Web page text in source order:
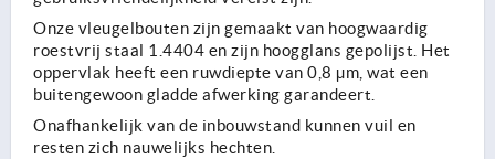
Onze vleugelbouten zijn gemaakt van hoogwaardig
roestvrij staal 1.4404 en zijn hoogglans gepolijst. Het
oppervlak heeft een ruwdiepte van 0,8 µm, wat een
buitengewoon gladde afwerking garandeert.
Onafhankelijk van de inbouwstand kunnen vuil en
resten zich nauwelijks hechten.